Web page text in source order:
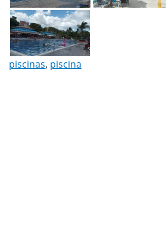
piscinas, piscina